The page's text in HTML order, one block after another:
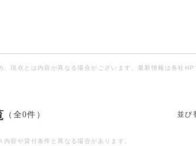
現在とは内容が異なる場合がございます。最新情報は各社HP
（全0件） 並び
容や貸付条件と異なる場合があります。